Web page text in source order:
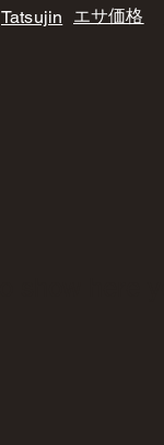
Tatsujin エサ価格